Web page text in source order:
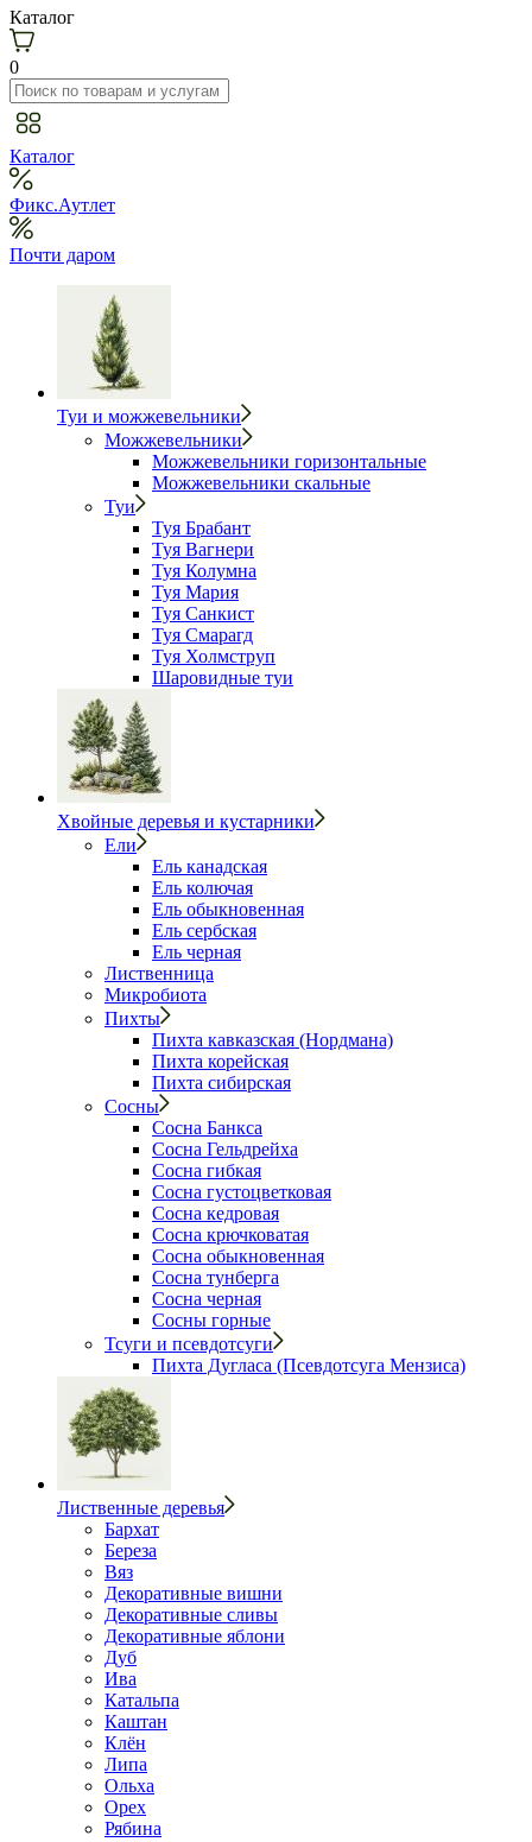
Каталог
0
Каталог
Фикс.Аутлет
Почти даром
Туи и можжевельники
Можжевельники
Можжевельники горизонтальные
Можжевельники скальные
Туи
Туя Брабант
Туя Вагнери
Туя Колумна
Туя Мария
Туя Санкист
Туя Смарагд
Туя Холмструп
Шаровидные туи
Хвойные деревья и кустарники
Ели
Ель канадская
Ель колючая
Ель обыкновенная
Ель сербская
Ель черная
Лиственница
Микробиота
Пихты
Пихта кавказская (Нордмана)
Пихта корейская
Пихта сибирская
Сосны
Сосна Банкса
Сосна Гельдрейха
Сосна гибкая
Сосна густоцветковая
Сосна кедровая
Сосна крючковатая
Сосна обыкновенная
Сосна тунберга
Сосна черная
Сосны горные
Тсуги и псевдотсуги
Пихта Дугласа (Псевдотсуга Мензиса)
Лиственные деревья
Бархат
Береза
Вяз
Декоративные вишни
Декоративные сливы
Декоративные яблони
Дуб
Ива
Катальпа
Каштан
Клён
Липа
Ольха
Орех
Рябина